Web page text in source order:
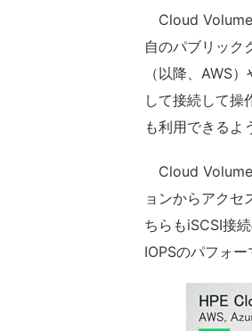
Cloud
自のパブリック
（以降、AWS
して接続して操
も利用できるよ
Cloud
ョンからアク
ちらもiSCSI接
IOPSのパフォー